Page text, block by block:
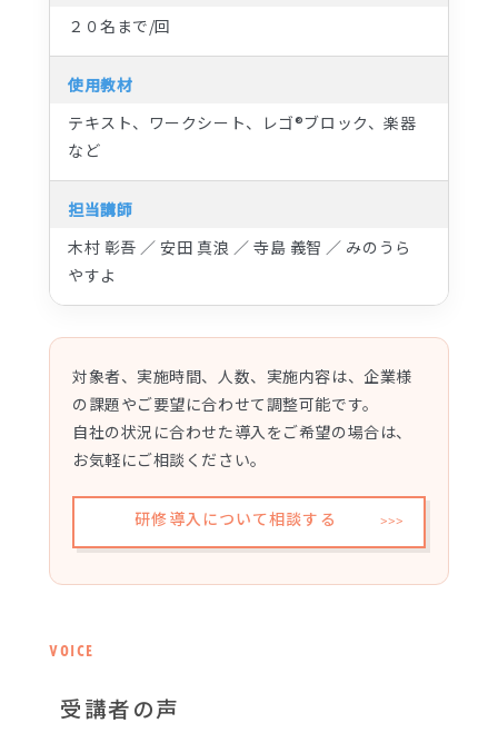
２０名まで/回
使用教材
テキスト、ワークシート、レゴ®ブロック、楽器
など
担当講師
木村 彰吾 ／ 安田 真浪 ／ 寺島 義智 ／ みのうら
やすよ
対象者、実施時間、人数、実施内容は、企業様
の課題やご要望に合わせて調整可能です。
自社の状況に合わせた導入をご希望の場合は、
お気軽にご相談ください。
研修導入について相談する
VOICE
受講者の声